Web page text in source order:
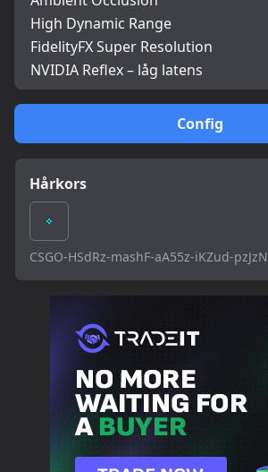
Config
Hårkors
CSGO-HSdRz-mashF-aA55z-iKZud-pzJzN
High Dynamic Range
FidelityFX Super Resolution
NVIDIA Reflex – låg latens